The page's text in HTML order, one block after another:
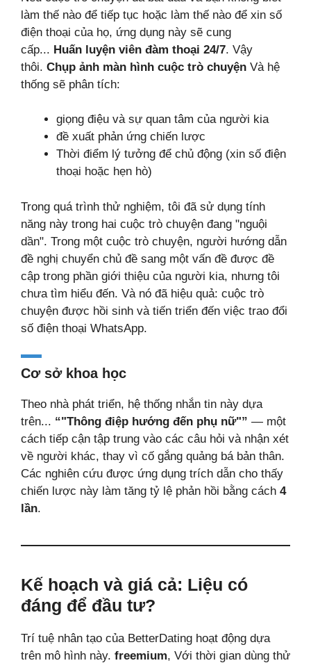
làm thế nào để tiếp tục hoặc làm thế nào để xin số
điện thoại của họ, ứng dụng này sẽ cung
cấp... Huấn luyện viên đàm thoại 24/7. Vậy
thôi. Chụp ảnh màn hình cuộc trò chuyện Và hệ
thống sẽ phân tích:
giọng điệu và sự quan tâm của người kia
đề xuất phản ứng chiến lược
Thời điểm lý tưởng để chủ động (xin số điện
thoại hoặc hẹn hò)
Trong quá trình thử nghiệm, tôi đã sử dụng tính
năng này trong hai cuộc trò chuyện đang "nguội
dần". Trong một cuộc trò chuyện, người hướng dẫn
đề nghị chuyển chủ đề sang một vấn đề được đề
cập trong phần giới thiệu của người kia, nhưng tôi
chưa tìm hiểu đến. Và nó đã hiệu quả: cuộc trò
chuyện được hồi sinh và tiến triển đến việc trao đổi
số điện thoại WhatsApp.
Cơ sở khoa học
Theo nhà phát triển, hệ thống nhắn tin này dựa
trên... “"Thông điệp hướng đến phụ nữ"” — một
cách tiếp cận tập trung vào các câu hỏi và nhận xét
về người khác, thay vì cố gắng quảng bá bản thân.
Các nghiên cứu được ứng dụng trích dẫn cho thấy
chiến lược này làm tăng tỷ lệ phản hồi bằng cách 4
lần.
Kế hoạch và giá cả: Liệu có
đáng để đầu tư?
Trí tuệ nhân tạo của BetterDating hoạt động dựa
trên mô hình này. freemium, Với thời gian dùng thử